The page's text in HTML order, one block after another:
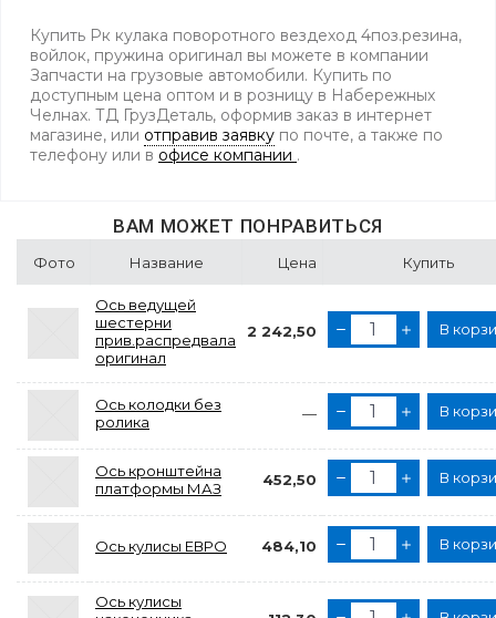
Купить Рк кулака поворотного вездеход 4поз.резина,
войлок, пружина оригинал вы можете в компании
Запчасти на грузовые автомобили. Купить по
доступным цена оптом и в розницу в Набережных
Челнах. ТД ГрузДеталь, оформив заказ в интернет
магазине, или отправив заявку по почте, а также по
телефону или в офисе компании .
ВАМ МОЖЕТ ПОНРАВИТЬСЯ
Фото Название Цена Купить
Ось ведущей
шестерни
прив.распредвала
оригинал
2 242,50 В
Ось колодки без
ролика
— В
Ось кронштейна
платформы МАЗ
452,50 В
Ось кулисы ЕВРО 484,10 В
Ось кулисы